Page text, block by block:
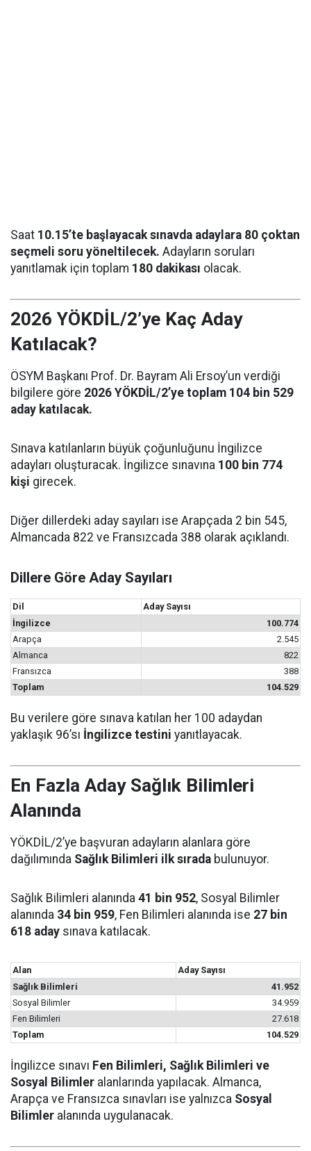
Saat 10.15’te başlayacak sınavda adaylara 80 çoktan
seçmeli soru yöneltilecek. Adayların soruları
yanıtlamak için toplam 180 dakikası olacak.
2026 YÖKDİL/2’ye Kaç Aday
Katılacak?
ÖSYM Başkanı Prof. Dr. Bayram Ali Ersoy’un verdiği
bilgilere göre 2026 YÖKDİL/2’ye toplam 104 bin 529
aday katılacak.
Sınava katılanların büyük çoğunluğunu İngilizce
adayları oluşturacak. İngilizce sınavına 100 bin 774
kişi girecek.
Diğer dillerdeki aday sayıları ise Arapçada 2 bin 545,
Almancada 822 ve Fransızcada 388 olarak açıklandı.
Dillere Göre Aday Sayıları
Dil
Aday Sayısı
İngilizce
100.774
Arapça
2.545
Almanca
822
Fransızca
388
Toplam
104.529
Bu verilere göre sınava katılan her 100 adaydan
yaklaşık 96’sı İngilizce testini yanıtlayacak.
En Fazla Aday Sağlık Bilimleri
Alanında
YÖKDİL/2’ye başvuran adayların alanlara göre
dağılımında Sağlık Bilimleri ilk sırada bulunuyor.
Sağlık Bilimleri alanında 41 bin 952, Sosyal Bilimler
alanında 34 bin 959, Fen Bilimleri alanında ise 27 bin
618 aday sınava katılacak.
Alan
Aday Sayısı
Sağlık Bilimleri
41.952
Sosyal Bilimler
34.959
Fen Bilimleri
27.618
Toplam
104.529
İngilizce sınavı Fen Bilimleri, Sağlık Bilimleri ve
Sosyal Bilimler alanlarında yapılacak. Almanca,
Arapça ve Fransızca sınavları ise yalnızca Sosyal
Bilimler alanında uygulanacak.